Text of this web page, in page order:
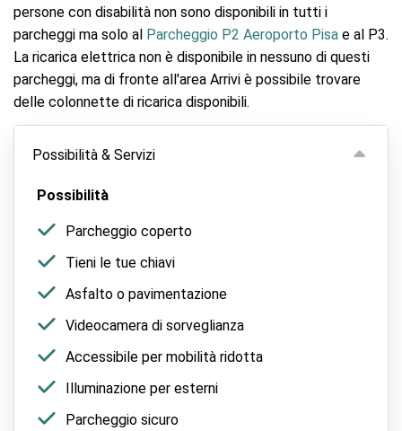
persone con disabilità non sono disponibili in tutti i
parcheggi ma solo al Parcheggio P2 Aeroporto Pisa e al P3.
La ricarica elettrica non è disponibile in nessuno di questi
parcheggi, ma di fronte all'area Arrivi è possibile trovare
delle colonnette di ricarica disponibili.
Possibilità & Servizi
Possibilità
Parcheggio coperto
Tieni le tue chiavi
Asfalto o pavimentazione
Videocamera di sorveglianza
Accessibile per mobilità ridotta
Illuminazione per esterni
Parcheggio sicuro